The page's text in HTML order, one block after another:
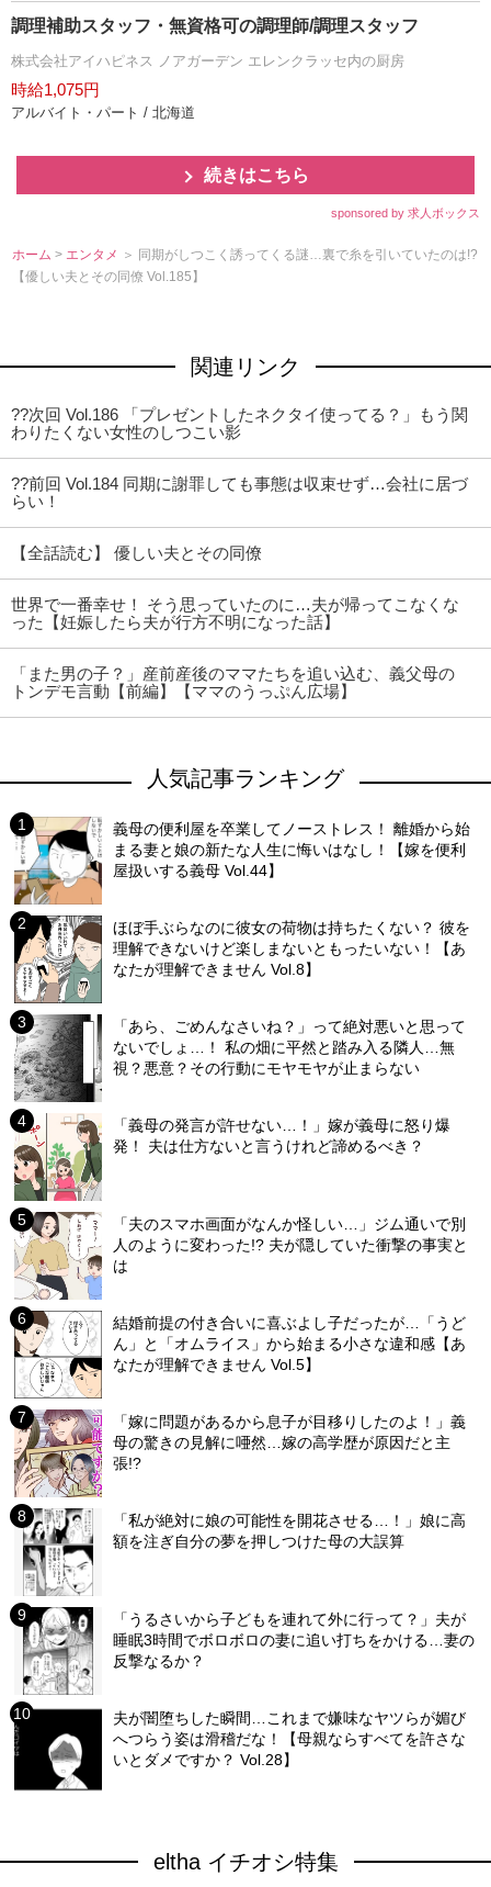
調理補助スタッフ・無資格可の調理師/調理スタッフ
株式会社アイハピネス ノアガーデン エレンクラッセ内の厨房
時給1,075円
アルバイト・パート / 北海道
続きはこちら
sponsored by 求人ボックス
ホーム > エンタメ ＞ 同期がしつこく誘ってくる謎…裏で糸を引いていたのは!?
【優しい夫とその同僚 Vol.185】
関連リンク
??次回 Vol.186 「プレゼントしたネクタイ使ってる？」もう関
わりたくない女性のしつこい影
??前回 Vol.184 同期に謝罪しても事態は収束せず…会社に居づ
らい！
【全話読む】 優しい夫とその同僚
世界で一番幸せ！ そう思っていたのに…夫が帰ってこなくな
った【妊娠したら夫が行方不明になった話】
「また男の子？」産前産後のママたちを追い込む、義父母の
トンデモ言動【前編】【ママのうっぷん広場】
人気記事ランキング
義母の便利屋を卒業してノーストレス！ 離婚から始
まる妻と娘の新たな人生に悔いはなし！【嫁を便利
屋扱いする義母 Vol.44】
ほぼ手ぶらなのに彼女の荷物は持ちたくない？ 彼を
理解できないけど楽しまないともったいない！【あ
なたが理解できません Vol.8】
「あら、ごめんなさいね？」って絶対悪いと思って
ないでしょ…！ 私の畑に平然と踏み入る隣人…無
視？悪意？その行動にモヤモヤが止まらない
「義母の発言が許せない…！」嫁が義母に怒り爆
発！ 夫は仕方ないと言うけれど諦めるべき？
「夫のスマホ画面がなんか怪しい…」ジム通いで別
人のように変わった!? 夫が隠していた衝撃の事実と
は
結婚前提の付き合いに喜ぶよし子だったが…「うど
ん」と「オムライス」から始まる小さな違和感【あ
なたが理解できません Vol.5】
「嫁に問題があるから息子が目移りしたのよ！」義
母の驚きの見解に唖然…嫁の高学歴が原因だと主
張!?
「私が絶対に娘の可能性を開花させる…！」娘に高
額を注ぎ自分の夢を押しつけた母の大誤算
「うるさいから子どもを連れて外に行って？」夫が
睡眠3時間でボロボロの妻に追い打ちをかける…妻の
反撃なるか？
夫が闇堕ちした瞬間…これまで嫌味なヤツらが媚び
へつらう姿は滑稽だな！【母親ならすべてを許さな
いとダメですか？ Vol.28】
eltha イチオシ特集